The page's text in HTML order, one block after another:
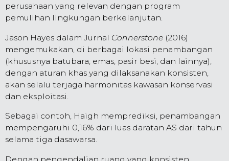
perusahaan yang relevan dengan program
pemulihan lingkungan berkelanjutan.
Jason Hayes dalam Jurnal Connerstone (2016)
mengemukakan, di berbagai lokasi penambangan
(khususnya batubara, emas, pasir besi, dan lainnya),
dengan aturan khas yang dilaksanakan konsisten,
akan selalu terjaga harmonitas kawasan konservasi
dan eksploitasi.
Sebagai contoh, Haigh memprediksi, penambangan
mempengaruhi 0,16% dari luas daratan AS dari tahun
selama tiga dasawarsa.